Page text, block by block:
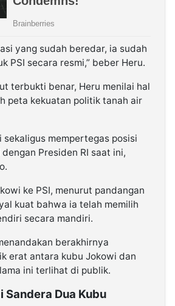
yang sudah beredar, ia sudah
PSI secara resmi,” beber Heru.
terbukti benar, Heru menilai hal
peta kekuatan politik tanah air
sekaligus mempertegas posisi
Presiden RI saat ini,
ke PSI, menurut pandangan
kuat bahwa ia telah memilih
secara mandiri.
berakhirnya
erat antara kubu Jokowi dan
ini terlihat di publik.
Sandera Dua Kubu